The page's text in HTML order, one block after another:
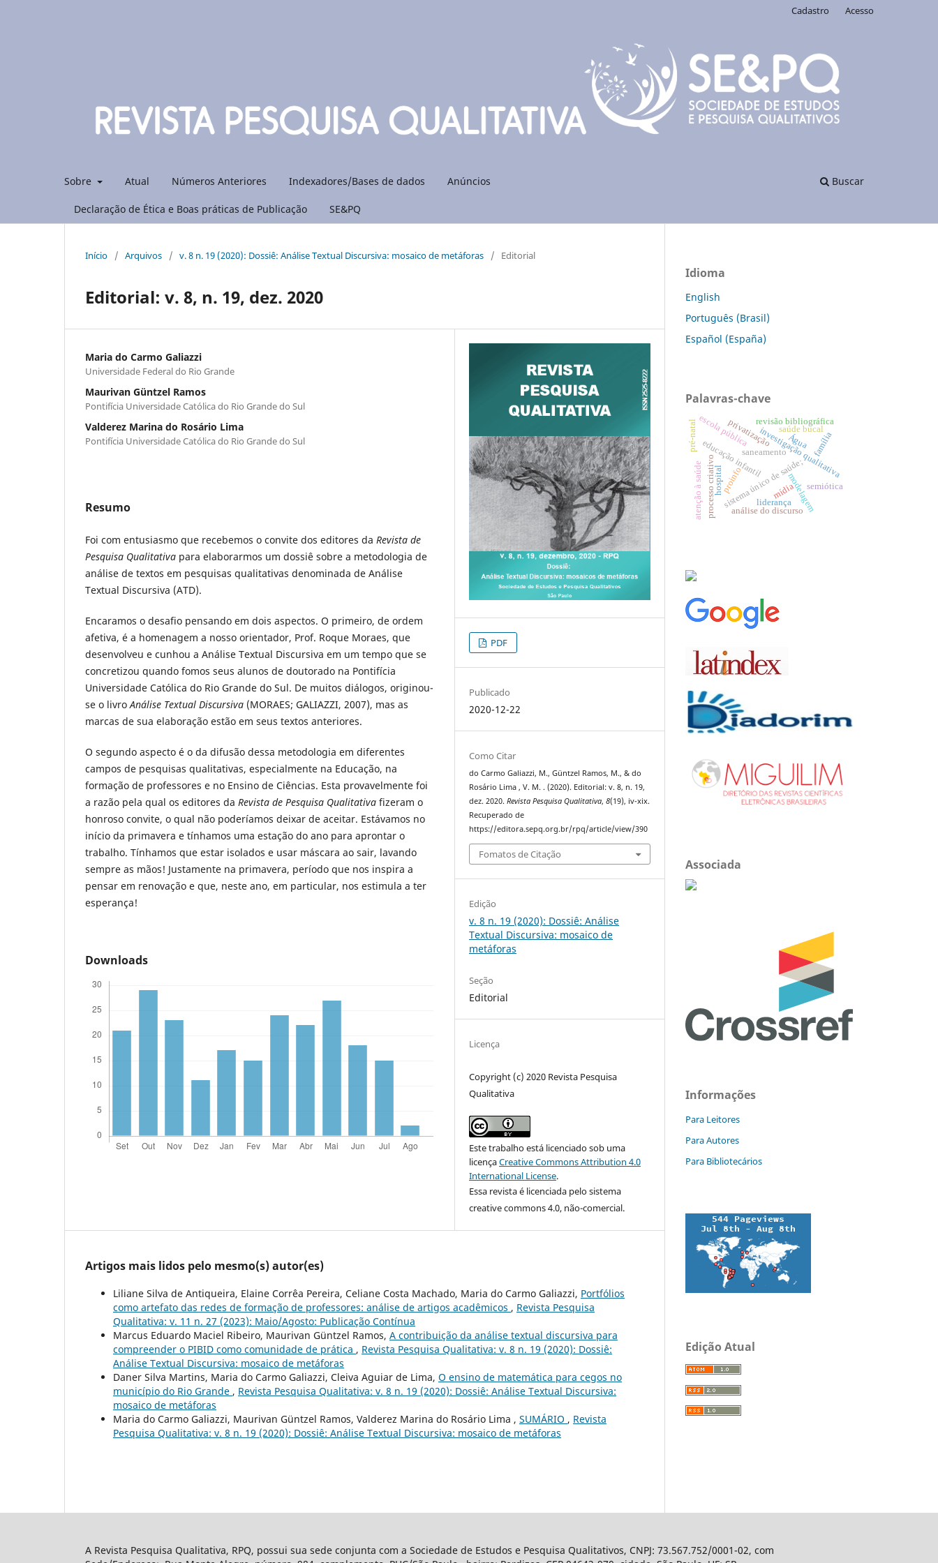
Sobre Atual Números Anteriores Indexadores/Bases de dados Anúncios
Declaração de Ética e Boas práticas de Publicação SE&PQ
Buscar
Cadastro Acesso
Início / Arquivos / v. 8 n. 19 (2020): Dossiê: Análise Textual Discursiva: mosaico de metáforas / Editorial
Editorial: v. 8, n. 19, dez. 2020
Maria do Carmo Galiazzi
Universidade Federal do Rio Grande
Maurivan Güntzel Ramos
Pontifícia Universidade Católica do Rio Grande do Sul
Valderez Marina do Rosário Lima
Pontifícia Universidade Católica do Rio Grande do Sul
Resumo
Foi com entusiasmo que recebemos o convite dos editores da Revista de
Pesquisa Qualitativa para elaborarmos um dossiê sobre a metodologia de
análise de textos em pesquisas qualitativas denominada de Análise
Textual Discursiva (ATD).
Encaramos o desafio pensando em dois aspectos. O primeiro, de ordem
afetiva, é a homenagem a nosso orientador, Prof. Roque Moraes, que
desenvolveu e cunhou a Análise Textual Discursiva em um tempo que se
concretizou quando fomos seus alunos de doutorado na Pontifícia
Universidade Católica do Rio Grande do Sul. De muitos diálogos, originou-
se o livroAnálise Textual Discursiva (MORAES; GALIAZZI, 2007), mas as
marcas de sua elaboração estão em seus textos anteriores.
O segundo aspecto é o da difusão dessa metodologia em diferentes
campos de pesquisas qualitativas, especialmente na Educação, na
formação de professores e no Ensino de Ciências. Esta provavelmente foi
a razão pela qual os editores da Revista de Pesquisa Qualitativa fizeram o
honroso convite, o qual não poderíamos deixar de aceitar. Estávamos no
início da primavera e tínhamos uma estação do ano para aprontar o
trabalho. Tínhamos que estar isolados e usar máscara ao sair, lavando
sempre as mãos! Justamente na primavera, período que nos inspira a
pensar em renovação e que, neste ano, em particular, nos estimula a ter
esperança!
Downloads
PDF
Publicado
2020-12-22
Como Citar
do Carmo Galiazzi, M., Güntzel Ramos, M., & do
Rosário Lima , V. M. . (2020). Editorial: v. 8, n. 19,
dez. 2020.Revista Pesquisa Qualitativa,8(19), iv-xix.
Recuperado de
https://editora.sepq.org.br/rpq/article/view/390
Fomatos de Citação
Edição
v. 8 n. 19 (2020): Dossiê: Análise
Textual Discursiva: mosaico de
metáforas
Seção
Editorial
Licença
Copyright (c) 2020 Revista Pesquisa
Qualitativa
Este trabalho está licenciado sob uma
licençaCreative Commons Attribution 4.0
International License.
Essa revista é licenciada pelo sistema
creative commons 4.0, não-comercial.
Artigos mais lidos pelo mesmo(s) autor(es)
Liliane Silva de Antiqueira, Elaine Corrêa Pereira, Celiane Costa Machado, Maria do Carmo Galiazzi, Portfólios
como artefato das redes de formação de professores: análise de artigos acadêmicos , Revista Pesquisa
Qualitativa: v. 11 n. 27 (2023): Maio/Agosto: Publicação Contínua
Marcus Eduardo Maciel Ribeiro, Maurivan Güntzel Ramos, A contribuição da análise textual discursiva para
compreender o PIBID como comunidade de prática , Revista Pesquisa Qualitativa: v. 8 n. 19 (2020): Dossiê:
Análise Textual Discursiva: mosaico de metáforas
Daner Silva Martins, Maria do Carmo Galiazzi, Cleiva Aguiar de Lima, O ensino de matemática para cegos no
município do Rio Grande , Revista Pesquisa Qualitativa: v. 8 n. 19 (2020): Dossiê: Análise Textual Discursiva:
mosaico de metáforas
Maria do Carmo Galiazzi, Maurivan Güntzel Ramos, Valderez Marina do Rosário Lima , SUMÁRIO , Revista
Pesquisa Qualitativa: v. 8 n. 19 (2020): Dossiê: Análise Textual Discursiva: mosaico de metáforas
Idioma
English
Português (Brasil)
Español (España)
Palavras-chave
investigação qualitativa
saneamento
sistema único de saúde;
educação infantil
revisão bibliográfica
processo criativo modelagem
privatização Água
análise do discurso
mídia
proinfo
escola pública
atenção à saúde liderança
hospital semiótica
saúde bucal
pré-natal família
Associada
Informações
Para Leitores
Para Autores
Para Bibliotecários
Edição Atual
A Revista Pesquisa Qualitativa, RPQ, possui sua sede conjunta com a Sociedade de Estudos e Pesquisa Qualitativos, CNPJ: 73.567.752/0001-02, com